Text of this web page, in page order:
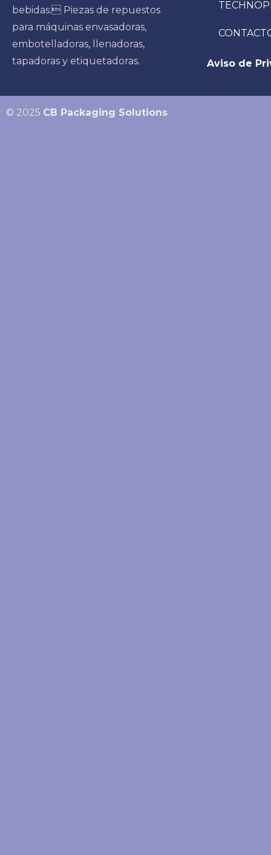
bebidas. Piezas de repuestos
para máquinas envasadoras,
embotelladoras, llenadoras,
tapadoras y etiquetadoras.
Aviso de
© 2025 CB Packaging Solutions